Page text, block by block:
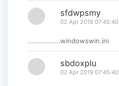
sfdwpsmy
02 Apr 2019 07:45:40
................windowswin.ini
sbdoxplu
02 Apr 2019 07:45:40